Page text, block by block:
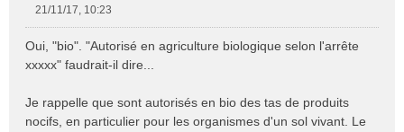
s
s
g
e
21/11/17, 10:23
Oui, "bio". "Autorisé en agriculture biologique selon l'arrête
xxxxx" faudrait-il dire...
Je rappelle que sont autorisés en bio des tas de produits
nocifs, en particulier pour les organismes d'un sol vivant. Le